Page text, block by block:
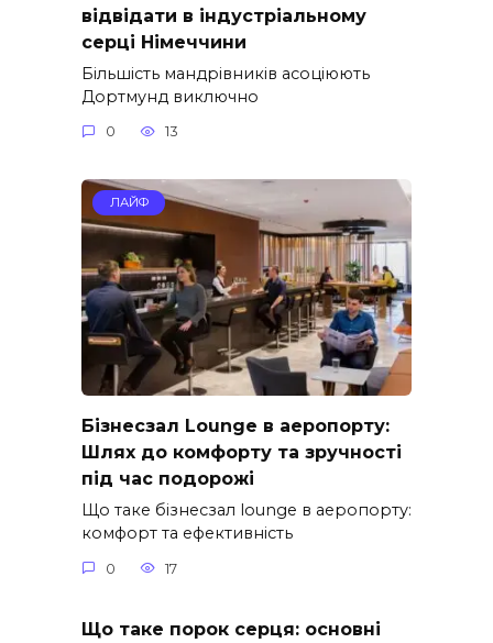
відвідати в індустріальному
серці Німеччини
Більшість мандрівників асоціюють
Дортмунд виключно
0 13
ЛАЙФ
Бізнесзал Lounge в аеропорту:
Шлях до комфорту та зручності
під час подорожі
Що таке бізнесзал lounge в аеропорту:
комфорт та ефективність
0 17
Що таке порок серця: основні